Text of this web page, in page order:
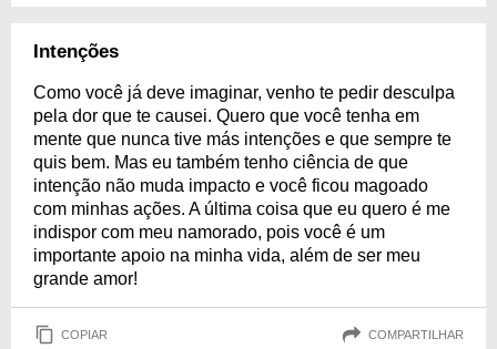
Intenções
Como você já deve imaginar, venho te pedir desculpa
pela dor que te causei. Quero que você tenha em
mente que nunca tive más intenções e que sempre te
quis bem. Mas eu também tenho ciência de que
intenção não muda impacto e você ficou magoado
com minhas ações. A última coisa que eu quero é me
indispor com meu namorado, pois você é um
importante apoio na minha vida, além de ser meu
grande amor!
COPIAR COMPARTILHAR